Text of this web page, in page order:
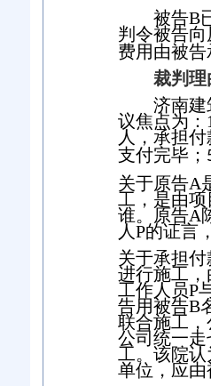
被告B
判令被告
费用由被
裁判理
济南建
议焦点为：
人，承担
支付完毕；
关于原告A
工，是由
谁。原告A
人P的证言
关于承担
进行施工
工作人员P
告用被告B
联合施工
公司统一
工。该院
单位，应由